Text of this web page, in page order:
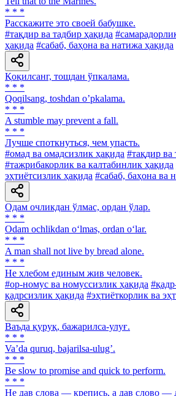
* * *
Расскажите это своей бабушке.
#тақдир ва тадбир ҳақида
ҳақида #сабаб, баҳона ва натижа ҳақида
Қоқилсанг, тошдан ўпкалама.
* * *
Qoqilsang, toshdan oʼpkalama.
* * *
A stumble may prevent a fall.
* * *
Лучше споткнуться, чем упасть.
#омад ва омадсизлик ҳақида #тақдир ва
#тажрибакорлик ва калтабинлик ҳақида
эҳтиётсизлик ҳақида #сабаб, баҳона ва
Одам очликдан ўлмас, ордан ўлар.
* * *
Odam ochlikdan o‘lmas, ordan o‘lar.
* * *
A man shall not live by bread alone.
* * *
He хлебом единым жив человек.
#ор-номус ва номуссизлик ҳақида
қадрсизлик ҳақида #эҳтиёткорлик ва
Ваъда қуруқ, бажарилса-улуғ.
* * *
Vaʼda quruq, bajarilsa-ulugʼ.
* * *
Be slow to promise and quick to perform.
* * *
He дав слова — крепись, а дав слово —